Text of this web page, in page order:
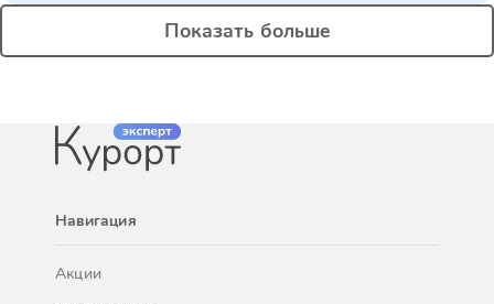
Показать больше
Навигация
Акции